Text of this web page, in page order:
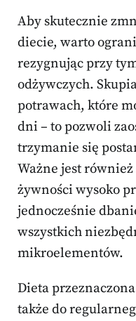
Aby skutecznie
diecie, warto
rezygnując przy
odżywczych.
potrawach, które
dni – to pozwoli
trzymanie się
Ważne jest
żywności wysoko
jednocześnie
wszystkich
mikroelementów.
Dieta
także do